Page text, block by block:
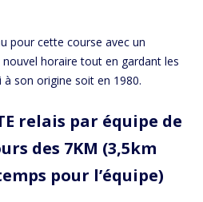
pour cette course avec un
horaire tout en gardant les
son origine soit en 1980.
relais par équipe de
des 7KM (3,5km
pour l’équipe)